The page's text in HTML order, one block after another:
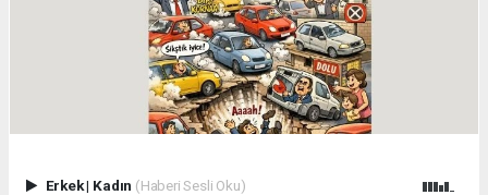
Erkek| Kadın (Haberi Sesli Oku)